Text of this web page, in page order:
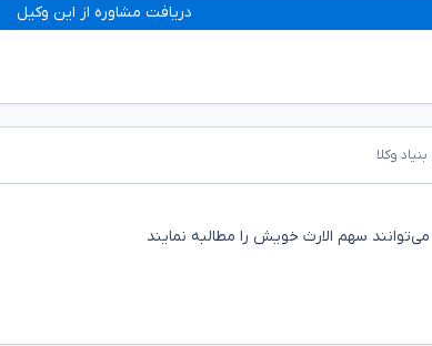
دریافت مشاوره از این وکیل
وکلا
سهم الارث خویش را مطالبه نمایند